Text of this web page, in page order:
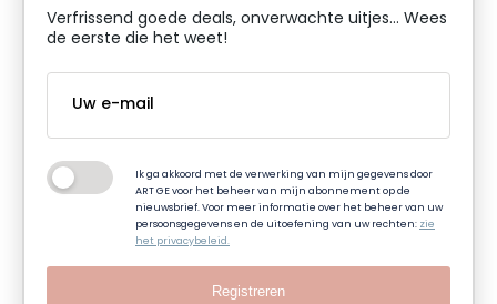
Verfrissend goede deals, onverwachte uitjes... Wees
de eerste die het weet!
Ik ga akkoord met de verwerking van mijn gegevens door
ART GE voor het beheer van mijn abonnement op de
nieuwsbrief. Voor meer informatie over het beheer van uw
persoonsgegevens en de uitoefening van uw rechten:zie
het privacybeleid.
Registreren